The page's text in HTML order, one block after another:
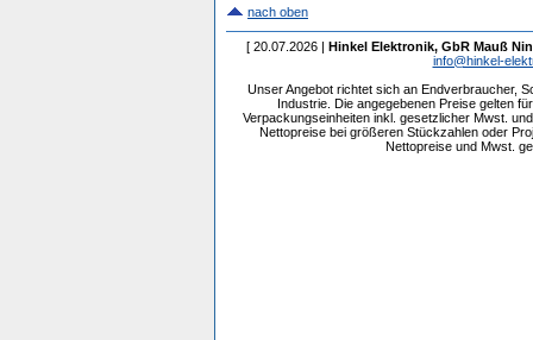
nach oben
[ 20.07.2026 | Hinkel Elektronik, GbR Mauß
info@hinkel-
Unser Angebot richtet sich an Endverbraucher,
Industrie. Die angegebenen Preise gelten
Verpackungseinheiten inkl. gesetzlicher Mwst.
Nettopreise bei größeren Stückzahlen oder
Nettopreise und Mwst.